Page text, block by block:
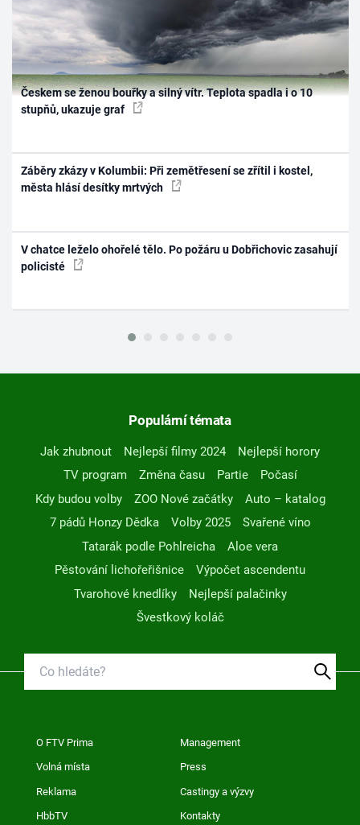
Českem se ženou bouřky a silný vítr. Teplota spadla i o 10
stupňů, ukazuje graf
Záběry zkázy v Kolumbii: Při zemětřesení se zřítil i kostel,
města hlásí desítky mrtvých
V chatce leželo ohořelé tělo. Po požáru u Dobřichovic zasahují
policisté
Populární témata
Jak zhubnout Nejlepší filmy 2024
Nejlepší horory
TV program
Změna času Partie
Počasí
Kdy budou volby
ZOO Nové začátky
Auto – katalog
7 pádů Honzy Dědka
Volby 2025
Svařené víno
Tatarák podle Pohlreicha
Aloe vera
Pěstování lichořeřišnice
Výpočet ascendentu
Tvarohové knedlíky
Nejlepší palačinky
Švestkový koláč
O FTV Prima Management
Volná místa Press
Reklama Castingy a výzvy
HbbTV Kontakty